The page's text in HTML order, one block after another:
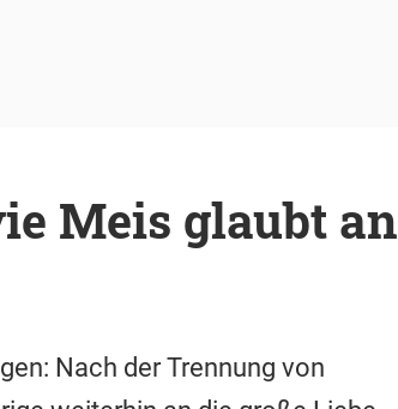
Meis glaubt an
Nach der Trennung von